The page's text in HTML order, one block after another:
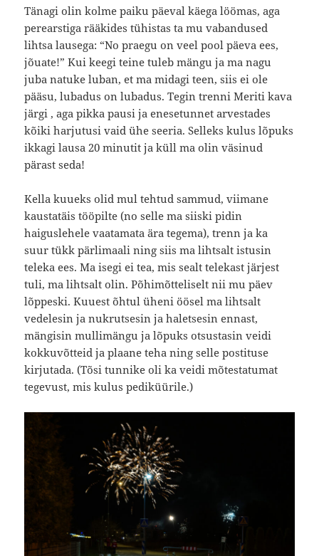
Tänagi olin kolme paiku päeval käega löömas, aga
perearstiga rääkides tühistas ta mu vabandused
lihtsa lausega: “No praegu on veel pool päeva ees,
jõuate!” Kui keegi teine tuleb mängu ja ma nagu
juba natuke luban, et ma midagi teen, siis ei ole
pääsu, lubadus on lubadus. Tegin trenni Meriti kava
järgi , aga pikka pausi ja enesetunnet arvestades
kõiki harjutusi vaid ühe seeria. Selleks kulus lõpuks
ikkagi lausa 20 minutit ja küll ma olin väsinud
pärast seda!
Kella kuueks olid mul tehtud sammud, viimane
kaustatäis tööpilte (no selle ma siiski pidin
haiguslehele vaatamata ära tegema), trenn ja ka
suur tükk pärlimaali ning siis ma lihtsalt istusin
teleka ees. Ma isegi ei tea, mis sealt telekast järjest
tuli, ma lihtsalt olin. Põhimõtteliselt nii mu päev
lõppeski. Kuuest õhtul üheni öösel ma lihtsalt
vedelesin ja nukrutsesin ja haletsesin ennast,
mängisin mullimängu ja lõpuks otsustasin veidi
kokkuvõtteid ja plaane teha ning selle postituse
kirjutada. (Tõsi tunnike oli ka veidi mõtestatumat
tegevust, mis kulus pediküürile.)